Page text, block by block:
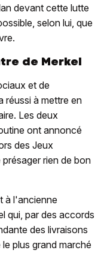
devant cette lutte
selon lui, que
de Merkel
et de
réussi à mettre en
Les deux
ont annoncé
des Jeux
rien de bon
à l'ancienne
qui, par des accords
des livraisons
plus grand marché